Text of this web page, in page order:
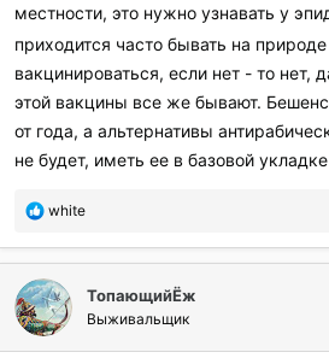
местности, это нужно узнавать у
приходится часто бывать на природе
вакцинироваться, если нет - то нет,
этой вакцины все же бывают.
от года, а альтернативы
не будет, иметь ее в базовой
П
б
а
г
о
white
ТопающийЁж
Выживальщик